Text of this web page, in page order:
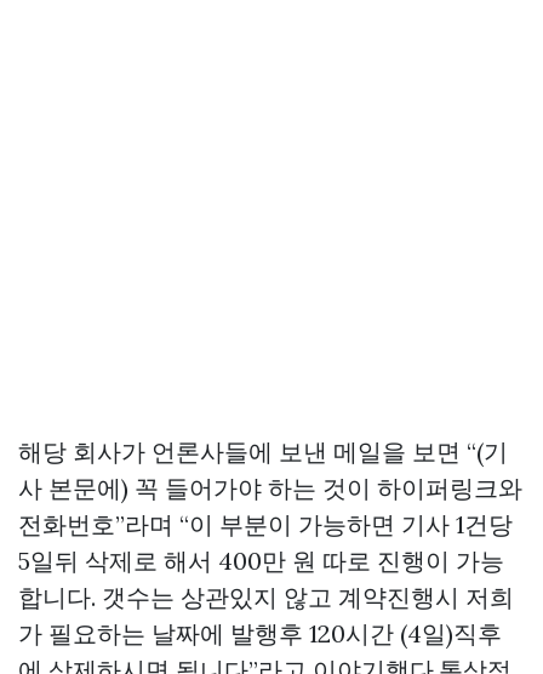
해당 회사가 언론사들에 보낸 메일을 보면 “(기
사 본문에) 꼭 들어가야 하는 것이 하이퍼링크와
전화번호”라며 “이 부분이 가능하면 기사 1건당
5일뒤 삭제로 해서 400만 원 따로 진행이 가능
합니다. 갯수는 상관있지 않고 계약진행시 저희
가 필요하는 날짜에 발행후 120시간 (4일)직후